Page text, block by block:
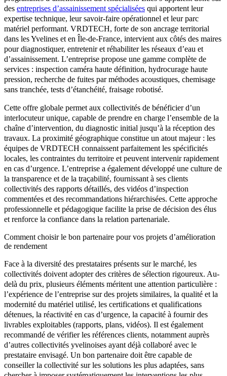
des entreprises d’assainissement spécialisées qui apportent leur
expertise technique, leur savoir-faire opérationnel et leur parc
matériel performant. VRDTECH, forte de son ancrage territorial
dans les Yvelines et en Île-de-France, intervient aux côtés des maires
pour diagnostiquer, entretenir et réhabiliter les réseaux d’eau et
d’assainissement. L’entreprise propose une gamme complète de
services : inspection caméra haute définition, hydrocurage haute
pression, recherche de fuites par méthodes acoustiques, chemisage
sans tranchée, tests d’étanchéité, fraisage robotisé.
Cette offre globale permet aux collectivités de bénéficier d’un
interlocuteur unique, capable de prendre en charge l’ensemble de la
chaîne d’intervention, du diagnostic initial jusqu’à la réception des
travaux. La proximité géographique constitue un atout majeur : les
équipes de VRDTECH connaissent parfaitement les spécificités
locales, les contraintes du territoire et peuvent intervenir rapidement
en cas d’urgence. L’entreprise a également développé une culture de
la transparence et de la traçabilité, fournissant à ses clients
collectivités des rapports détaillés, des vidéos d’inspection
commentées et des recommandations hiérarchisées. Cette approche
professionnelle et pédagogique facilite la prise de décision des élus
et renforce la confiance dans la relation partenariale.
Comment choisir le bon partenaire pour vos projets d’amélioration
de rendement
Face à la diversité des prestataires présents sur le marché, les
collectivités doivent adopter des critères de sélection rigoureux. Au-
delà du prix, plusieurs éléments méritent une attention particulière :
l’expérience de l’entreprise sur des projets similaires, la qualité et la
modernité du matériel utilisé, les certifications et qualifications
détenues, la réactivité en cas d’urgence, la capacité à fournir des
livrables exploitables (rapports, plans, vidéos). Il est également
recommandé de vérifier les références clients, notamment auprès
d’autres collectivités yvelinoises ayant déjà collaboré avec le
prestataire envisagé. Un bon partenaire doit être capable de
conseiller la collectivité sur les solutions les plus adaptées, sans